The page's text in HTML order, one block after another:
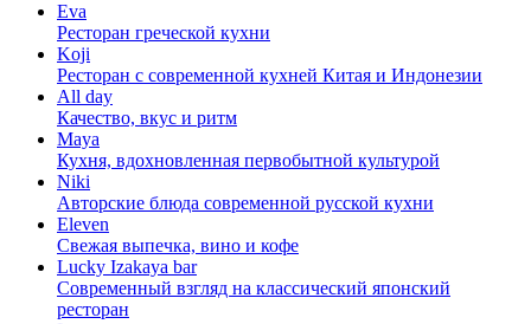
Eva
Ресторан греческой кухни
Koji
Ресторан с cовременной кухней Китая и Индонезии
All day
Качество, вкус и ритм
Maya
Кухня, вдохновленная первобытной культурой
Niki
Авторские блюда современной русской кухни
Eleven
Свежая выпечка, вино и кофе
Lucky Izakaya bar
Современный взгляд на классический японский
ресторан